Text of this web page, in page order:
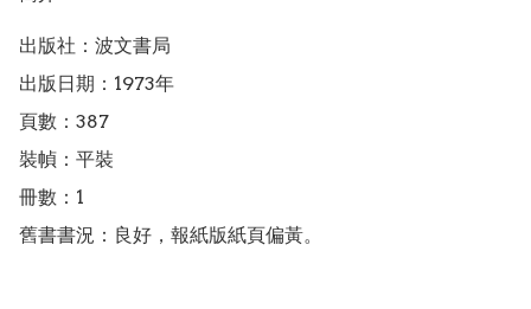
出版社：波文書局
出版日期：1973年
頁數：387
裝幀：平裝
冊數：1
舊書書況：良好，報紙版紙頁偏黃。